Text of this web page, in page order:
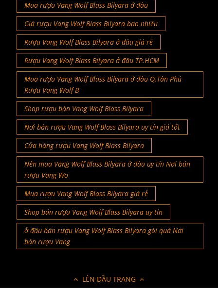
Mua rượu Vang Wolf Blass Bilyara ở đâu
Giá rượu Vang Wolf Blass Bilyara bao nhiêu
Rượu Vang Wolf Blass Bilyara ở đâu giá rẻ
Rượu Vang Wolf Blass Bilyara ở đâu TP.HCM
Mua rượu Vang Wolf Blass Bilyara ở đâu Q.Tân Phú
Rượu Vang Wolf B
Shop rượu bán Vang Wolf Blass Bilyara
Nơi bán rượu Vang Wolf Blass Bilyara uy tín giá tốt
Cửa hàng rượu Vang Wolf Blass Bilyara
Nên mua Vang Wolf Blass Bilyara ở đâu uy tín Nơi bán
rượu Vang Wo
Mua rượu Vang Wolf Blass Bilyara giá rẻ
Shop bán rượu Vang Wolf Blass Bilyara uy tín
ở đâu bán rượu Vang Wolf Blass Bilyara gói quà Nơi
bán rượu Vang
LÊN ĐẦU TRANG